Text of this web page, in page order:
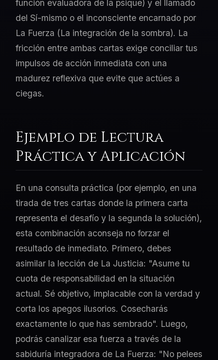
función evaluadora de la psique) y el llamado
del Sí-mismo o el inconsciente encarnado por
La Fuerza (La integración de la sombra). La
fricción entre ambas cartas exige conciliar tus
impulsos de acción inmediata con una
madurez reflexiva que evite que actúes a
ciegas.
Ejemplo de Lectura
Práctica y Aplicación
En una consulta práctica (por ejemplo, en una
tirada de tres cartas donde la primera carta
representa el desafío y la segunda la solución),
esta combinación aconseja no forzar el
resultado de inmediato. Primero, debes
asimilar la lección de La Justicia: "Asume tu
cuota de responsabilidad en la situación
actual. Sé objetivo, implacable con la verdad y
corta los apegos ilusorios. Cosecharás
exactamente lo que has sembrado". Luego,
podrás canalizar esa fuerza a través de la
sabiduría integradora de La Fuerza: "No pelees